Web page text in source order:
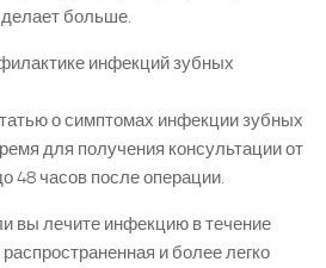
больше.
инфекций зубных
о симптомах инфекции зубных
для получения консультации от
48 часов после операции.
вы лечите инфекцию в течение
и более легко